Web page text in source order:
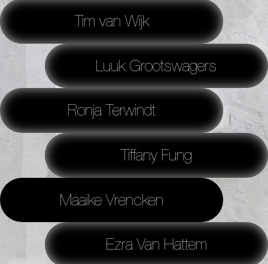
Tim van Wijk
Luuk Grootswagers
Ronja Terwindt
Tiffany Fung
Maaike Vrencken
Ezra Van Hattem